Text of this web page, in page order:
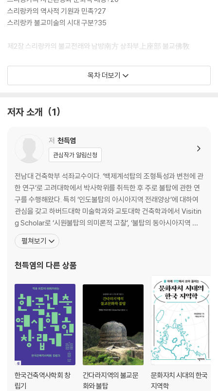
스리랑카의 역사적 기원과 민족?27
스리랑카 불교미술의 시대 구분?35
제2장 스리랑카의 불교전래와 남방南方 상좌부上座部 불교佛敎
생존 시 붓다의 스리랑카 방문과 그 흔적?38
아누라다푸라왕국의 설립과 타밀족의 침입?50
싱할라왕조의 두 번째 수도 폴로나루와?54
종족간의 대립과 불교의 쇠퇴?56
서구 열강들의 침탈과 전통문화의 파괴?57
캔디왕국의 설립과 서양인의 지배?60
1948년 해방과 민족적 갈등?64
싱할라족과 LTTE(타밀족 무장 단체)의 내전?66
인도의 개입과 실패, 2009년 전쟁의 종료?69
세계인들의 차, 실론 티(Ceylon Tea)?85
스리랑카의 다양한 문화와 볼거리?91
제5장 스리랑카의 전통문화유산
스리랑카의 세계문화유산?100
상좌부불교의 스리랑카와 최초의 수도 아누라다푸라 신성도시
(Sacred City of Anuradhapura)?104
스리랑카 최초 불교성지, 미힌탈레(Mihintale)?133
목차 더보기
저자 소개 1
저 천득염
관심작가 알림신청
전남대 건축학부 석좌교수이다. ‘백제계석탑의 조형특성과 변천에 관
한 연구’로 고려대학에서 박사학위를 취득한 후 주로 불탑에 관한 연
구를 수행해왔다. 특히 ‘인도불탑의 아시아지역 전래양상’에 대하여
관심을 갖고 하버드대학 미술학과와 교토대학 건축학과에서 Visitin
g Scholar로 ‘시원불탑의 의미론적 고찰’, ‘불탑의 동아시아지역 전
래’라는 주제의 연구를 하였다. 대표적인 저술로는 『은일과 사유의 공
간 소쇄원』, 『운주사』, 『전탑』, 『백제계석탑연구』, 『한국의 건축문화
상』, 『동양의 진주 스리랑카의
펼쳐보기
천득염의 다른 상품
한국건축역사학회 창
립기
간다라지역의 불교문
화와 불탑
문화자치 시대의 한국
지역학